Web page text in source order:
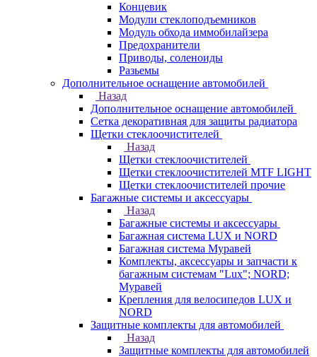
Концевик
Модули стеклоподъемников
Модуль обхода иммобилайзера
Предохранители
Приводы, соленоиды
Разьемы
Дополнительное оснащение автомобилей
Назад
Дополнительное оснащение автомобилей
Сетка декоративная для защиты радиатора
Щетки стеклоочистителей
Назад
Щетки стеклоочистителей
Щетки стеклоочистителей MTF LIGHT
Щетки стеклоочистителей прочие
Багажные системы и аксессуары
Назад
Багажные системы и аксессуары
Багажная система LUX и NORD
Багажная система Муравей
Комплекты, аксессуары и запчасти к
багажным системам "Lux"; NORD;
Муравей
Крепления для велосипедов LUX и
NORD
Защитные комплекты для автомобилей
Назад
Защитные комплекты для автомобилей